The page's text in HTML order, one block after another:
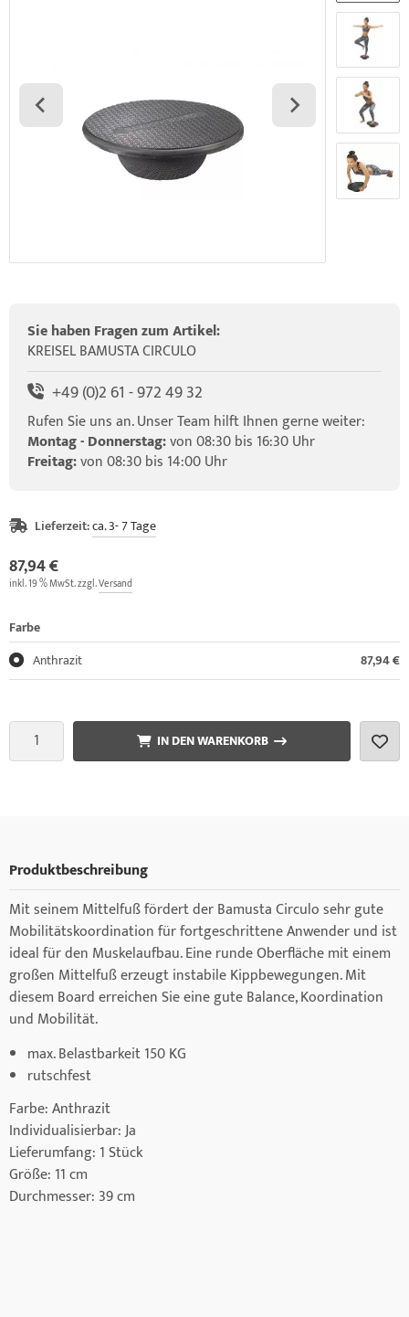
Sie haben Fragen zum Artikel:
KREISEL BAMUSTA CIRCULO
+49 (0)2 61 - 972 49 32
Rufen Sie uns an. Unser Team hilft Ihnen gerne weiter:
Montag - Donnerstag:von 08:30 bis 16:30 Uhr
Freitag:von 08:30 bis 14:00 Uhr
Lieferzeit:ca. 3- 7 Tage
87,94 €
inkl. 19 % MwSt. zzgl.Versand
Farbe
Anthrazit
87,94 €
IN DEN WARENKORB
Produktbeschreibung
Mit seinem Mittelfuß fördert der Bamusta Circulo sehr gute
Mobilitätskoordination für fortgeschrittene Anwender und ist
ideal für den Muskelaufbau. Eine runde Oberfläche mit einem
großen Mittelfuß erzeugt instabile Kippbewegungen. Mit
diesem Board erreichen Sie eine gute Balance, Koordination
und Mobilität.
max. Belastbarkeit 150 KG
rutschfest
Farbe: Anthrazit
Individualisierbar: Ja
Lieferumfang: 1 Stück
Größe: 11 cm
Durchmesser: 39 cm
Trainingstische